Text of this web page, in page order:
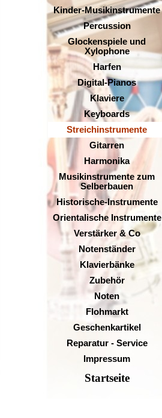
Kinder-Musikinstrumente
Percussion
Glockenspiele und
Xylophone
Harfen
Digital-Pianos
Klaviere
Keyboards
Streichinstrumente
Gitarren
Harmonika
Musikinstrumente zum
Selberbauen
Historische-Instrumente
Orientalische Instrumente
Verstärker & Co
Notenständer
Klavierbänke
Zubehör
Noten
Flohmarkt
Geschenkartikel
Reparatur - Service
Impressum
Startseite